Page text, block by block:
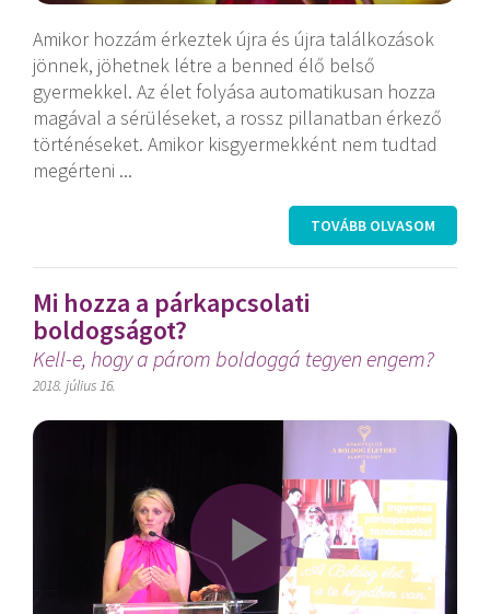
Amikor hozzám érkeztek újra és újra találkozások
jönnek, jöhetnek létre a benned élő belső
gyermekkel. Az élet folyása automatikusan hozza
magával a sérüléseket, a rossz pillanatban érkező
történéseket. Amikor kisgyermekként nem tudtad
megérteni ...
TOVÁBB OLVASOM
Mi hozza a párkapcsolati
boldogságot?
Kell-e, hogy a párom boldoggá tegyen engem?
2018. július 16.